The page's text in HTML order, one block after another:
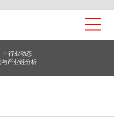
> 行业动态
产业链分析